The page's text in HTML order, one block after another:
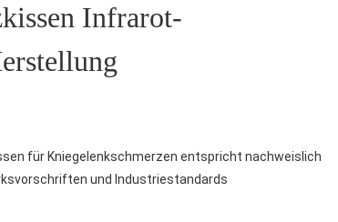
Infrarot-
für Kniegelenkschmerzen entspricht nachweislich
und Industriestandards